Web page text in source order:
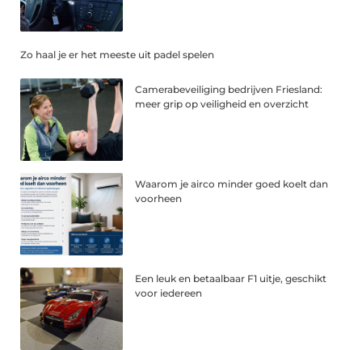
Zo haal je er het meeste uit padel spelen
Camerabeveiliging bedrijven Friesland:
meer grip op veiligheid en overzicht
Waarom je airco minder goed koelt dan
voorheen
Een leuk en betaalbaar F1 uitje, geschikt
voor iedereen